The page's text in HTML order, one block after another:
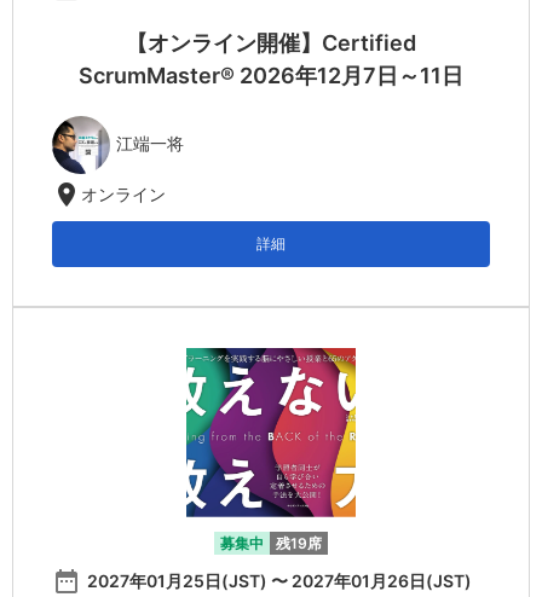
【オンライン開催】Certified
ScrumMaster® 2026年12月7日～11日
江端一将
location_on オンライン
詳細
募集中 残19席
date_range 2027年01月25日(JST) 〜 2027年01月26日(JST)